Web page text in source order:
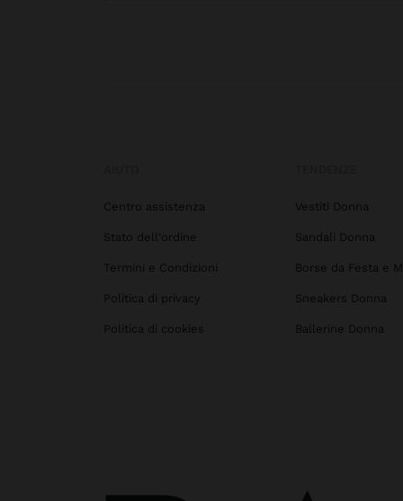
Centro assistenza
Stato dell'ordine
Termini e Condizioni
Politica di privacy
Politica di cookies
Vestiti Donna
Sandali Donna
Borse da Festa e
Sneakers Donna
Ballerine Donna